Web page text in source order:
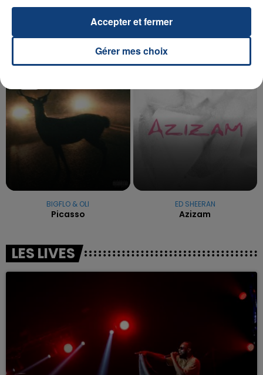
La famille a porté plainte contre la clinique qui a
reconnu sa responsabilité et présenté ses
excuses.
TITRES DIFFUSÉS
BIGFLO & OLI
Picasso
ED SHEERAN
Azizam
LES LIVES
Gérer mes choix
Accepter et fermer